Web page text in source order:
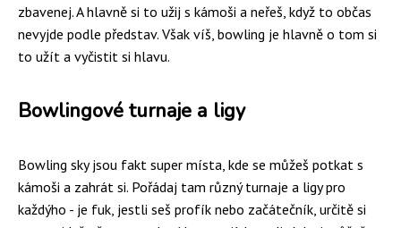
zbavenej. A hlavně si to užij s kámoši a neřeš, když to občas
nevyjde podle představ. Však víš, bowling je hlavně o tom si
to užít a vyčistit si hlavu.
Bowlingové turnaje a ligy
Bowling sky jsou fakt super místa, kde se můžeš potkat s
kámoši a zahrát si. Pořádaj tam různý turnaje a ligy pro
každýho - je fuk, jestli seš profík nebo začátečník, určitě si